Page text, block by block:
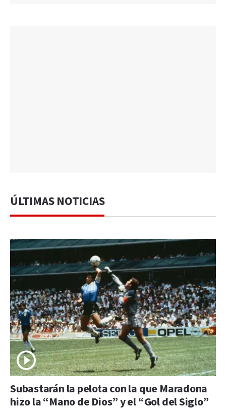
ÚLTIMAS NOTICIAS
Subastarán la pelota con la que Maradona
hizo la “Mano de Dios” y el “Gol del Siglo”